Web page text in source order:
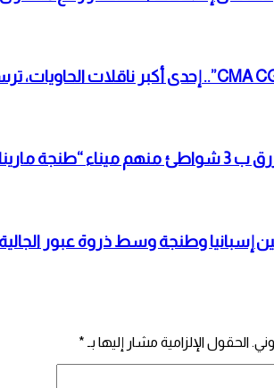
باي”
إسبانيا وطنجة وسط ذروة عبور الجالية
الحقول الإلزامية مشار إليها بـ *